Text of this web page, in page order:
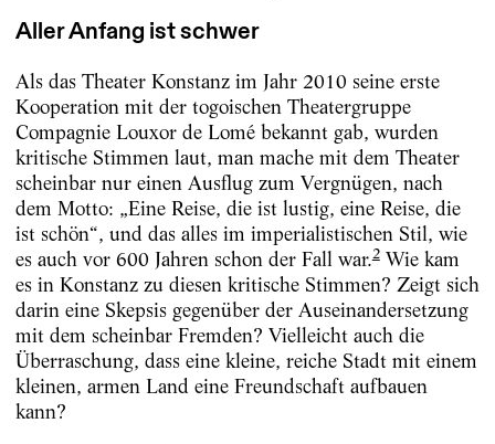
Aller Anfang ist schwer
Als das Theater Konstanz im Jahr 2010 seine erste
Kooperation mit der togoischen Theatergruppe
Compagnie Louxor de Lomé bekannt gab, wurden
kritische Stimmen laut, man mache mit dem Theater
scheinbar nur einen Ausflug zum Vergnügen, nach
dem Motto: „Eine Reise, die ist lustig, eine Reise, die
ist schön“, und das alles im imperialistischen Stil, wie
es auch vor 600 Jahren schon der Fall war.2Wie kam
es in Konstanz zu diesen kritische Stimmen? Zeigt sich
darin eine Skepsis gegenüber der Auseinandersetzung
mit dem scheinbar Fremden? Vielleicht auch die
Überraschung, dass eine kleine, reiche Stadt mit einem
kleinen, armen Land eine Freundschaft aufbauen
kann?